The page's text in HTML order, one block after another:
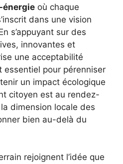
énergie où chaque
dans une vision
s’appuyant sur des
innovantes et
une acceptabilité
essentiel pour pérenniser
un impact écologique
citoyen est au rendez-
dimension locale des
bien au-delà du
rejoignent l’idée que